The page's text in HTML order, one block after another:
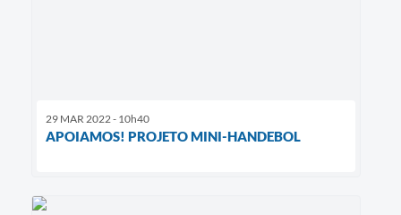
29 MAR 2022 - 10h40
APOIAMOS! PROJETO MINI-HANDEBOL